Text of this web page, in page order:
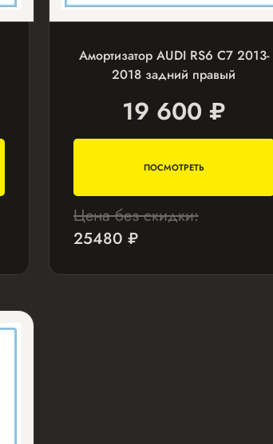
Амортизатор AUDI RS6 С7 2013-
2018 задний правый
19 600 ₽
ПОСМОТРЕТЬ
Цена без скидки:
25480 ₽